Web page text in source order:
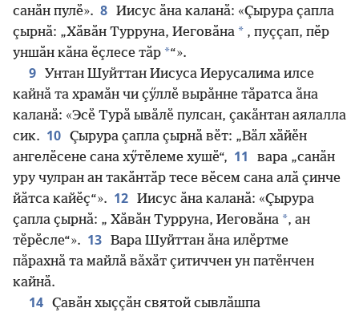
санӑн пулӗ». 8 Иисус ӑна каланӑ: «Ҫырура ҫапла
ҫырнӑ: „Хӑвӑн Турруна, Иеговӑна * , пуҫҫап, пӗр
уншӑн кӑна ӗҫлесе тӑр *“».
9
Унтан Шуйттан Иисуса Иерусалима илсе
кайнӑ та храмӑн чи ҫӳллӗ вырӑнне тӑратса ӑна
каланӑ: «Эсӗ Турӑ ывӑлӗ пулсан, ҫакӑнтан аялалла
сик. 10 Ҫырура ҫапла ҫырнӑ вӗт: „Вӑл хӑйӗн
ангелӗсене сана хӳтӗлеме хушӗ“, 11
вара „санӑн
уру чулран ан такӑнтӑр тесе вӗсем сана алӑ ҫинче
йӑтса кайӗҫ“». 12 Иисус ӑна каланӑ: «Ҫырура
ҫапла ҫырнӑ: „ Хӑвӑн Турруна, Иеговӑна *, ан
тӗрӗсле“». 13 Вара Шуйттан ӑна илӗртме
пӑрахнӑ та майлӑ вӑхӑт ҫитиччен ун патӗнчен
кайнӑ.
14 Ҫавӑн хыҫҫӑн святой сывлӑшпа